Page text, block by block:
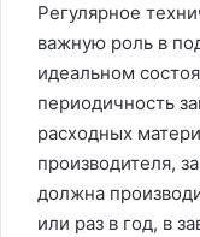
Регулярное
важную роль в
идеальном
периодичность
расходных
производителя,
должна
или раз в год, в